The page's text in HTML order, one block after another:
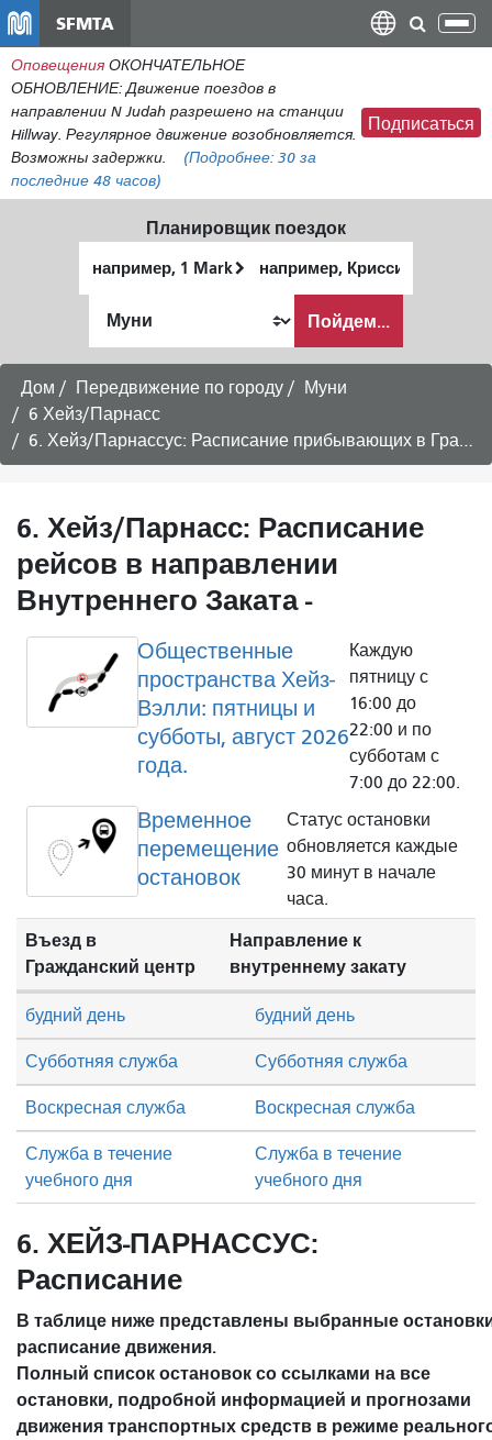
содержанию
SFMTA
Оповещения ОКОНЧАТЕЛЬНОЕ
ОБНОВЛЕНИЕ: Движение поездов в
направлении N Judah разрешено на станции
Hillway. Регулярное движение возобновляется.
Возможны задержки.
(Подробнее: 30 за
последние 48 часов)
Подписаться
Планировщик поездок
местоположение
окончания
хочу
путешествовать
Пойдем...
Дом Передвижение по городу
Муни
6 Хейз/Парнасс
6. Хейз/Парнассус: Расписание прибывающих в Гражданский центр
6. Хейз/Парнасс: Расписание
рейсов в направлении
Внутреннего Заката -
Общественные
пространства Хейз-
Вэлли: пятницы и
субботы, август 2026
года.
Каждую
пятницу с
16:00 до
22:00 и по
субботам с
7:00 до 22:00.
Временное
перемещение
остановок
Статус остановки
обновляется каждые
30 минут в начале
часа.
Въезд в
Гражданский центр
Направление к
внутреннему закату
Субботняя служба Субботняя служба
Воскресная служба Воскресная служба
будний день будний день
Служба в течение
учебного дня
Служба в течение
учебного дня
6. ХЕЙЗ-ПАРНАССУС:
Расписание
В таблице ниже представлены выбранные
расписание движения.
Полный список остановок со ссылками на все
остановки, подробной информацией и прогнозами
движения транспортных средств в режиме